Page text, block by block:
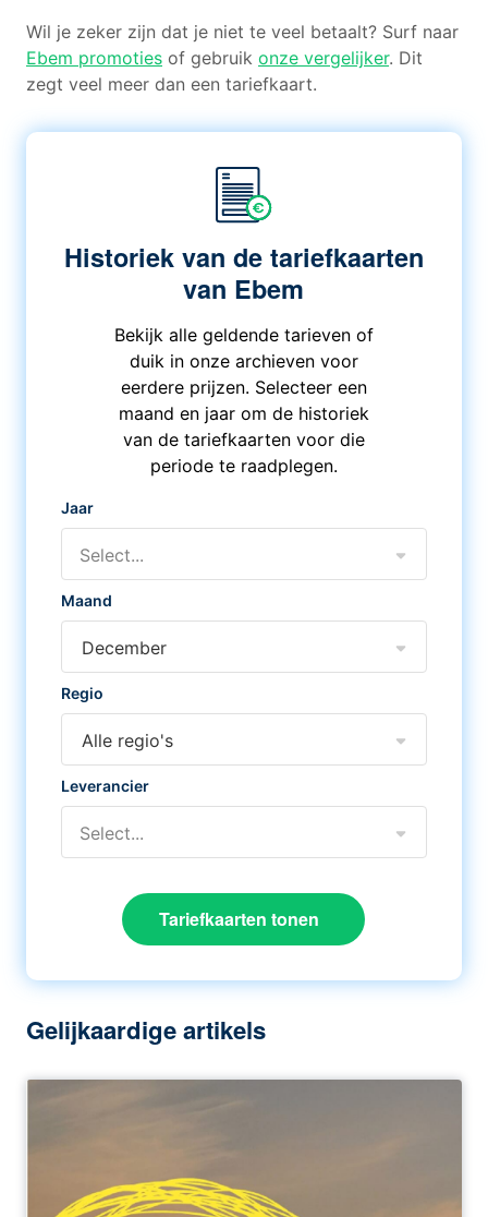
Wil je zeker zijn dat je niet te veel betaalt? Surf naar
Ebem promoties of gebruik onze vergelijker. Dit
zegt veel meer dan een tariefkaart.
Historiek van de tariefkaarten
van Ebem
Bekijk alle geldende tarieven of
duik in onze archieven voor
eerdere prijzen. Selecteer een
maand en jaar om de historiek
van de tariefkaarten voor die
periode te raadplegen.
Jaar
Select...
Maand
December
Regio
Alle regio's
Leverancier
Select...
Tariefkaarten tonen
Gelijkaardige artikels